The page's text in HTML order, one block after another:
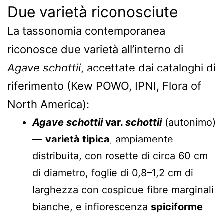
Due varietà riconosciute
La tassonomia contemporanea
riconosce due varietà all’interno di
Agave schottii, accettate dai cataloghi di
riferimento (Kew POWO, IPNI, Flora of
North America):
Agave schottiivar. schottii(autonimo)
— varietà tipica, ampiamente
distribuita, con rosette di circa 60 cm
di diametro, foglie di 0,8–1,2 cm di
larghezza con cospicue fibre marginali
bianche, e infiorescenza spiciforme